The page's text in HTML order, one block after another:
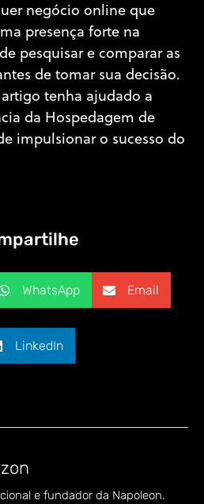
negócio online que
presença forte na
pesquisar e comparar as
de tomar sua decisão.
tenha ajudado a
da Hospedagem de
impulsionar o sucesso do
WhatsApp Email
LinkedIn
e fundador da Napoleon.